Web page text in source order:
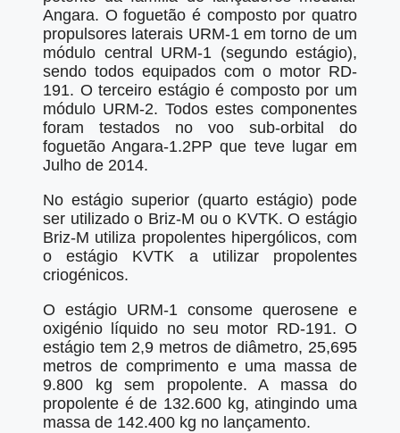
Angara. O foguetão é composto por quatro
propulsores laterais URM-1 em torno de um
módulo central URM-1 (segundo estágio),
sendo todos equipados com o motor RD-
191. O terceiro estágio é composto por um
módulo URM-2. Todos estes componentes
foram testados no voo sub-orbital do
foguetão Angara-1.2PP que teve lugar em
Julho de 2014.
No estágio superior (quarto estágio) pode
ser utilizado o Briz-M ou o KVTK. O estágio
Briz-M utiliza propolentes hipergólicos, com
o estágio KVTK a utilizar propolentes
criogénicos.
O estágio URM-1 consome querosene e
oxigénio líquido no seu motor RD-191. O
estágio tem 2,9 metros de diâmetro, 25,695
metros de comprimento e uma massa de
9.800 kg sem propolente. A massa do
propolente é de 132.600 kg, atingindo uma
massa de 142.400 kg no lançamento.